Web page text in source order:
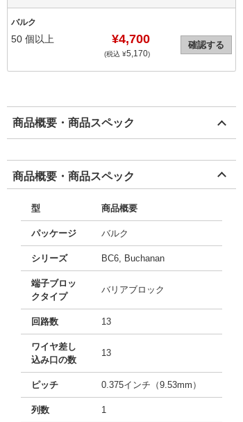
バルク
50 個以上 ¥4,700
(税込 ¥5,170)
確認する
商品概要・商品スペック
商品概要・商品スペック
型 商品概要
パッケージ バルク
シリーズ BC6, Buchanan
端子ブロッ
クタイプ
バリアブロック
回路数 13
ワイヤ差し
込み口の数
13
ピッチ 0.375インチ（9.53mm）
列数 1